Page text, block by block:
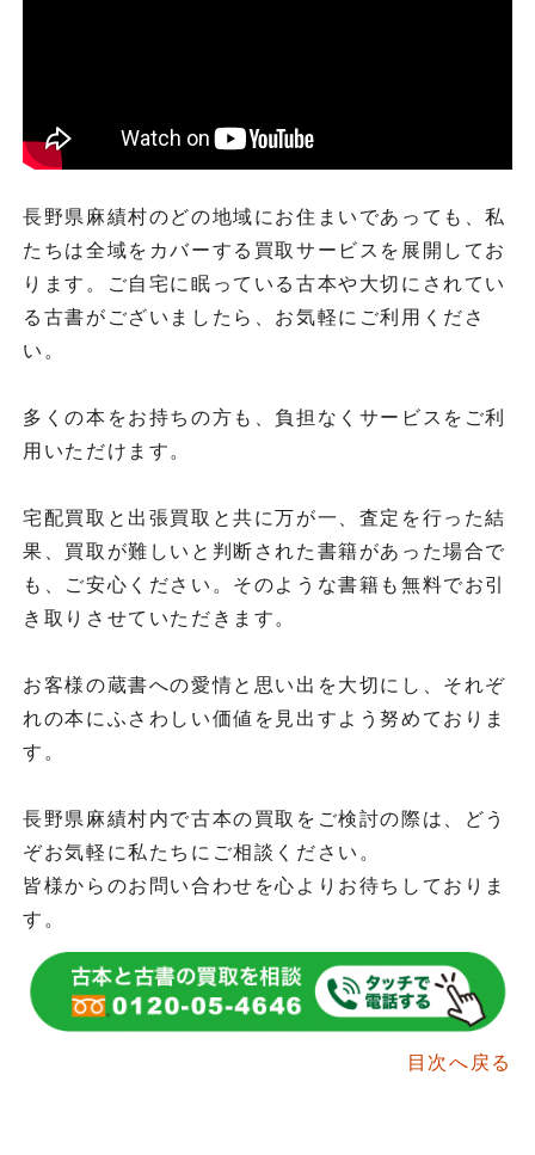
長野県麻績村のどの地域にお住まいであっても、私
たちは全域をカバーする買取サービスを展開してお
ります。ご自宅に眠っている古本や大切にされてい
る古書がございましたら、お気軽にご利用くださ
い。
多くの本をお持ちの方も、負担なくサービスをご利
用いただけます。
宅配買取と出張買取と共に万が一、査定を行った結
果、買取が難しいと判断された書籍があった場合で
も、ご安心ください。そのような書籍も無料でお引
き取りさせていただきます。
お客様の蔵書への愛情と思い出を大切にし、それぞ
れの本にふさわしい価値を見出すよう努めておりま
す。
長野県麻績村内で古本の買取をご検討の際は、どう
ぞお気軽に私たちにご相談ください。
皆様からのお問い合わせを心よりお待ちしておりま
す。
目次へ戻る